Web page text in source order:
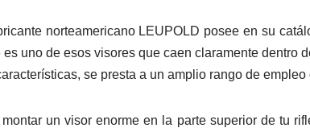
norteamericano LEUPOLD posee en su
uno de esos visores que caen claramente dentro
se presta a un amplio rango de
un visor enorme en la parte superior de tu